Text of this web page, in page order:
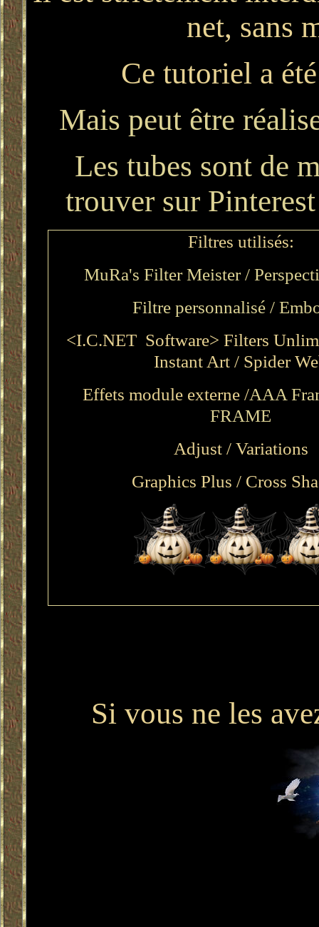
net, sans
Ce tutoriel a
Mais peut être
Les tubes sont de
trouver sur
Filtres utilisés:
MuRa's Filter Meister /
Filtre personnalisé /
<I.C.NET Software> Filters
Instant Art / Spider
Effets module externe /AAA
FRAME
Adjust / Variations
Graphics Plus / Cross
Si vous ne les